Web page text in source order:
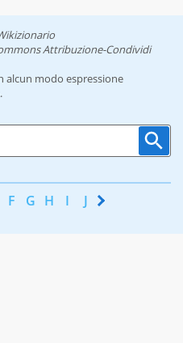
Attribuzione-Condividi
alcun modo espressione
F G H I J K